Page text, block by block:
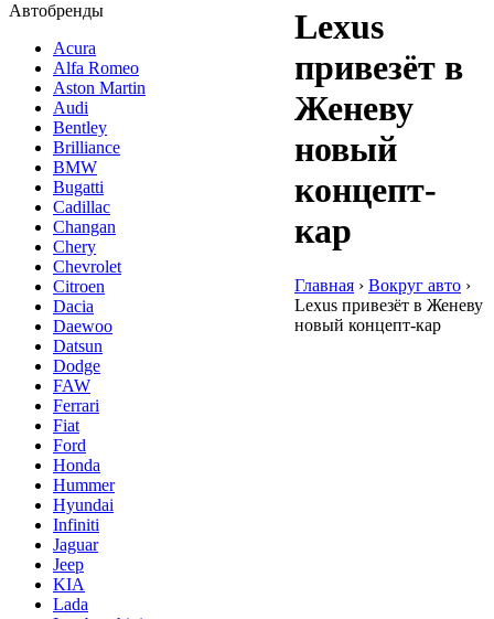
Автобренды
Acura
Alfa Romeo
Aston Martin
Audi
Bentley
Brilliance
BMW
Bugatti
Cadillac
Changan
Chery
Chevrolet
Citroen
Dacia
Daewoo
Datsun
Dodge
FAW
Ferrari
Fiat
Ford
Honda
Hummer
Hyundai
Infiniti
Jaguar
Jeep
KIA
Lada
Lexus
привезёт в
Женеву
новый
концепт-
кар
Главная › Вокруг авто ›
Lexus привезёт в Женеву
новый концепт-кар